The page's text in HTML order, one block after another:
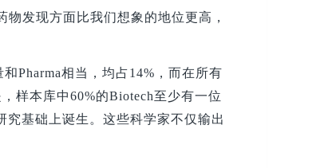
发现方面比我们想象的地位更高，
Pharma相当，均占14%，而在所有
样本库中60%的Biotech至少有一位
究基础上诞生。这些科学家不仅输出